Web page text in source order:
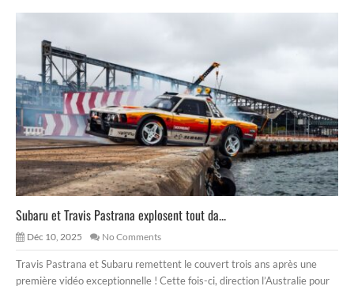
Subaru et Travis Pastrana explosent tout da...
Déc 10, 2025 No Comments
Travis Pastrana et Subaru remettent le couvert trois ans après une
première vidéo exceptionnelle ! Cette fois-ci, direction l’Australie pour